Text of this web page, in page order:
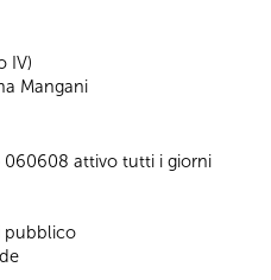
IV)
Mangani
attivo tutti i giorni
pubblico